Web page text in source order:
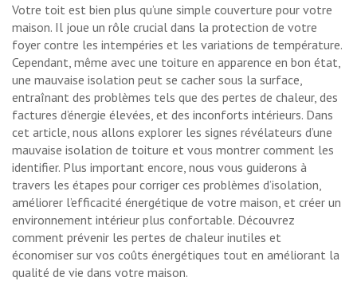
Votre toit est bien plus qu’une simple couverture pour votre
maison. Il joue un rôle crucial dans la protection de votre
foyer contre les intempéries et les variations de température.
Cependant, même avec une toiture en apparence en bon état,
une mauvaise isolation peut se cacher sous la surface,
entraînant des problèmes tels que des pertes de chaleur, des
factures d’énergie élevées, et des inconforts intérieurs. Dans
cet article, nous allons explorer les signes révélateurs d’une
mauvaise isolation de toiture et vous montrer comment les
identifier. Plus important encore, nous vous guiderons à
travers les étapes pour corriger ces problèmes d’isolation,
améliorer l’efficacité énergétique de votre maison, et créer un
environnement intérieur plus confortable. Découvrez
comment prévenir les pertes de chaleur inutiles et
économiser sur vos coûts énergétiques tout en améliorant la
qualité de vie dans votre maison.